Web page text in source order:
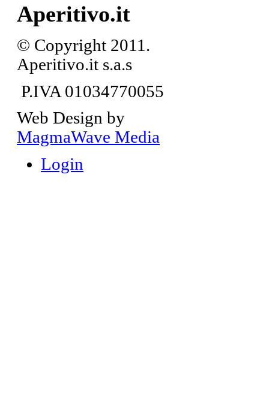
Aperitivo.it
© Copyright 2011.
Aperitivo.it s.a.s
P.IVA 01034770055
Web Design by
MagmaWave Media
Login